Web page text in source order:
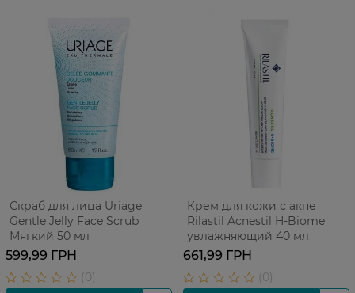
Скраб для лица Uriage
Gentle Jelly Face Scrub
Мягкий 50 мл
599,99 ГРН
Крем для кожи с акне
Rilastil Acnestil H-Biome
увлажняющий 40 мл
661,99 ГРН